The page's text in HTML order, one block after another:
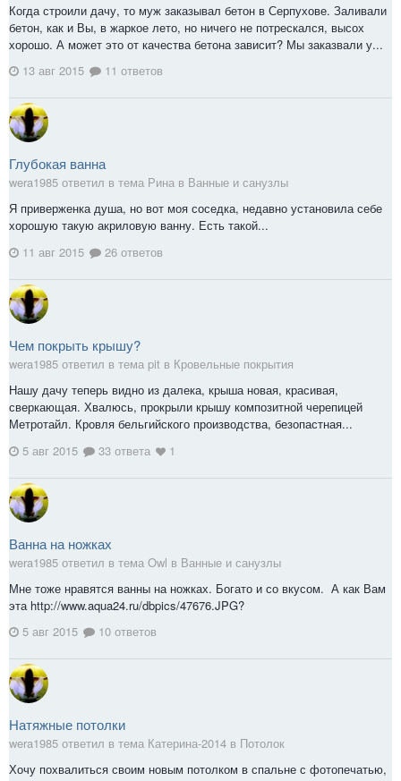
Когда строили дачу, то муж заказывал бетон в Серпухове. Заливали
бетон, как и Вы, в жаркое лето, но ничего не потрескался, высох
хорошо. А может это от качества бетона зависит? Мы заказвали у...
13 авг 2015
11 ответов
Глубокая ванна
wera1985 ответил в тема Рина в Ванные и санузлы
Я приверженка душа, но вот моя соседка, недавно установила себе
хорошую такую акриловую ванну. Есть такой...
11 авг 2015
26 ответов
Чем покрыть крышу?
wera1985 ответил в тема pit в Кровельные покрытия
Нашу дачу теперь видно из далека, крыша новая, красивая,
сверкающая. Хвалюсь, прокрыли крышу композитной черепицей
Метротайл. Кровля бельгийского производства, безопастная...
5 авг 2015
33 ответа 1
Ванна на ножках
wera1985 ответил в тема Owl в Ванные и санузлы
Мне тоже нравятся ванны на ножках. Богато и со вкусом. А как Вам
эта http://www.aqua24.ru/dbpics/47676.JPG?
5 авг 2015
10 ответов
Натяжные потолки
wera1985 ответил в тема Катерина-2014 в Потолок
Хочу похвалиться своим новым потолком в спальне с фотопечатью,